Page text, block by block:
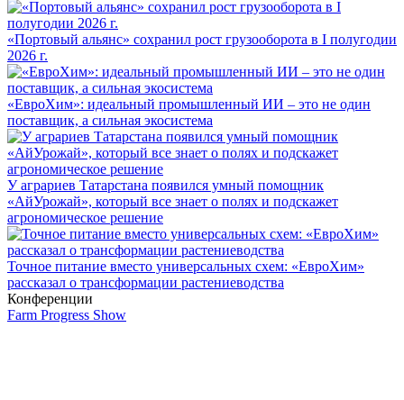
«Портовый альянс» сохранил рост грузооборота в I полугодии
2026 г.
«ЕвроХим»: идеальный промышленный ИИ – это не один
поставщик, а сильная экосистема
У аграриев Татарстана появился умный помощник
«АйУрожай», который все знает о полях и подскажет
агрономическое решение
Точное питание вместо универсальных схем: «ЕвроХим»
рассказал о трансформации растениеводства
Конференции
Farm Progress Show